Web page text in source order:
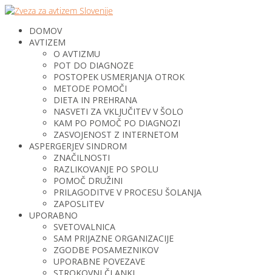
DOMOV
AVTIZEM
O AVTIZMU
POT DO DIAGNOZE
POSTOPEK USMERJANJA OTROK
METODE POMOČI
DIETA IN PREHRANA
NASVETI ZA VKLJUČITEV V ŠOLO
KAM PO POMOČ PO DIAGNOZI
ZASVOJENOST Z INTERNETOM
ASPERGERJEV SINDROM
ZNAČILNOSTI
RAZLIKOVANJE PO SPOLU
POMOČ DRUŽINI
PRILAGODITVE V PROCESU ŠOLANJA
ZAPOSLITEV
UPORABNO
SVETOVALNICA
SAM PRIJAZNE ORGANIZACIJE
ZGODBE POSAMEZNIKOV
UPORABNE POVEZAVE